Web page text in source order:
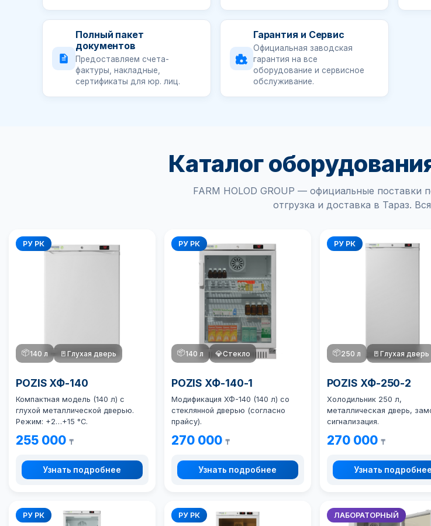
Полный пакет
документов
Предоставляем счета-
фактуры, накладные,
сертификаты для юр. лиц.
Гарантия и Сервис
Официальная заводская
гарантия на все
оборудование и сервисное
обслуживание.
Каталог
FARM HOLOD GROUP — официальные поставки
отгрузка и доставка в Тараз.
РУ РК
📦140 л 🚪 Глухая дверь
POZIS ХФ-140
Компактная модель (140 л) с
глухой металлической дверью.
Режим: +2…+15 °C.
255 000 ₸
Узнать подробнее
РУ РК
📦140 л 💎Стекло
POZIS ХФ-140-1
Модификация ХФ-140 (140 л) со
стеклянной дверью (согласно
прайсу).
270 000 ₸
Узнать подробнее
РУ РК
📦250 л 🚪 Глухая дверь
POZIS ХФ-250-2
Холодильник 250 л,
металлическая дверь,
сигнализация.
270 000 ₸
Узнать подробнее
РУ РК РУ РК ЛАБОРАТОРНЫЙ